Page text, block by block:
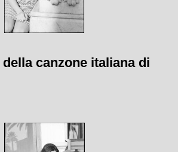
canzone italiana di